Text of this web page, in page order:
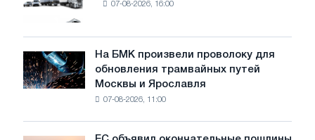
целей
обезуглероживания
новых
грузовиков
в
июле
07-08-2026, 16:00
На
БМК
произвели
На БМК произвели проволоку для
обновления трамвайных путей
Москвы и Ярославля
07-08-2026, 11:00